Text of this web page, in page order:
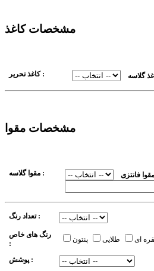
مشخصات کاغذ
کاغذ تحریر :
مشخصات مقوا
مقوا گلاسه :
تعداد رنگ :
رنگ های خاص
:
پنتون طلایی ای
پوشش :